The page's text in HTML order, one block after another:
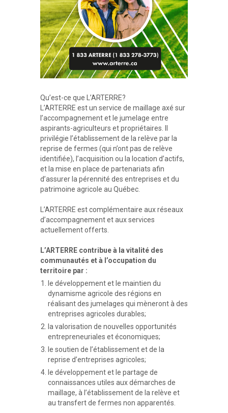
Qu’est-ce que L’ARTERRE?
L’ARTERRE est un service de maillage axé sur
l’accompagnement et le jumelage entre
aspirants-agriculteurs et propriétaires. Il
privilégie l’établissement de la relève par la
reprise de fermes (qui n’ont pas de relève
identifiée), l’acquisition ou la location d’actifs,
et la mise en place de partenariats afin
d’assurer la pérennité des entreprises et du
patrimoine agricole au Québec.
L’ARTERRE est complémentaire aux réseaux
d’accompagnement et aux services
actuellement offerts.
L’ARTERRE contribue à la vitalité des
communautés et à l’occupation du
territoire par :
le développement et le maintien du
dynamisme agricole des régions en
réalisant des jumelages qui mèneront à des
entreprises agricoles durables;
la valorisation de nouvelles opportunités
entrepreneuriales et économiques;
le soutien de l’établissement et de la
reprise d’entreprises agricoles;
le développement et le partage de
connaissances utiles aux démarches de
maillage, à l’établissement de la relève et
au transfert de fermes non apparentés.